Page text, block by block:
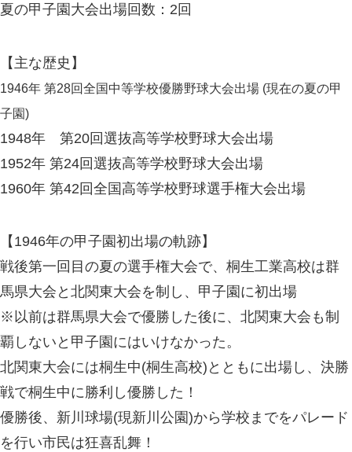
夏の甲子園大会出場回数：2回
【主な歴史】
1946年 第28回全国中等学校優勝野球大会出場 (現在の夏の甲
子園)
1948年 第20回選抜高等学校野球大会出場
1952年 第24回選抜高等学校野球大会出場
1960年 第42回全国高等学校野球選手権大会出場
【1946年の甲子園初出場の軌跡】
戦後第一回目の夏の選手権大会で、桐生工業高校は群
馬県大会と北関東大会を制し、甲子園に初出場
※以前は群馬県大会で優勝した後に、北関東大会も制
覇しないと甲子園にはいけなかった。
北関東大会には桐生中(桐生高校)とともに出場し、決勝
戦で桐生中に勝利し優勝した！
優勝後、新川球場(現新川公園)から学校までをパレード
を行い市民は狂喜乱舞！